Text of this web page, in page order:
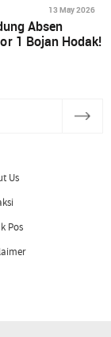
13 May 2026
Absen
1 Bojan Hodak!
Us
Pos